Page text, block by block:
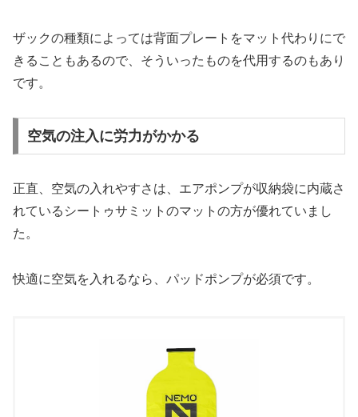
ザックの種類によっては背面プレートをマット代わりにで
きることもあるので、そういったものを代用するのもあり
です。
空気の注入に労力がかかる
正直、空気の入れやすさは、エアポンプが収納袋に内蔵さ
れているシートゥサミットのマットの方が優れていまし
た。
快適に空気を入れるなら、パッドポンプが必須です。